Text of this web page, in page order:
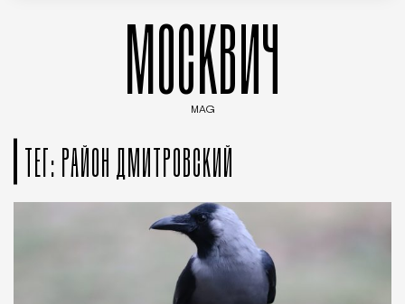
МОСКВИЧ
MAG
ТЕГ: РАЙОН ДМИТРОВСКИЙ